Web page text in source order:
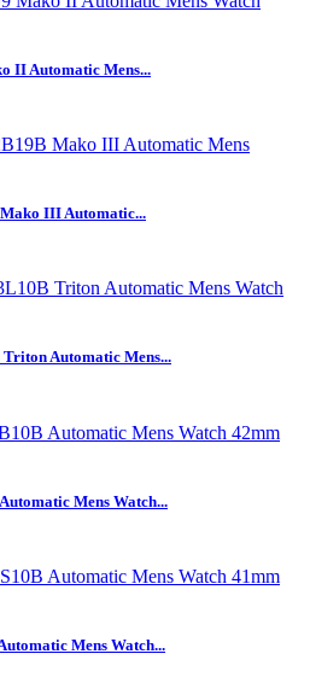
II Automatic Mens...
III Automatic...
Automatic Mens...
Mens Watch...
Mens Watch...